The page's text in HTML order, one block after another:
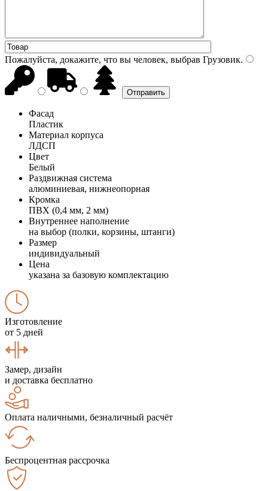
Пожалуйста, докажите, что вы человек, выбрав Грузовик.
Фасад
Пластик
Материал корпуса
ЛДСП
Цвет
Белый
Раздвижная система
алюминиевая, нижнеопорная
Кромка
ПВХ (0,4 мм, 2 мм)
Внутреннее наполнение
на выбор (полки, корзины, штанги)
Размер
индивидуальный
Цена
указана за базовую комплектацию
Изготовление
от 5 дней
Замер, дизайн
и доставка бесплатно
Оплата наличными, безналичный расчёт
Беспроцентная рассрочка